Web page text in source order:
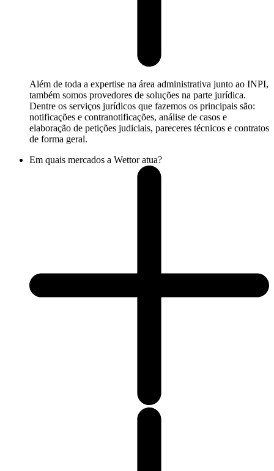
Além de toda a expertise na área administrativa junto ao INPI,
também somos provedores de soluções na parte jurídica.
Dentre os serviços jurídicos que fazemos os principais são:
notificações e contranotificações, análise de casos e
elaboração de petições judiciais, pareceres técnicos e contratos
de forma geral.
Em quais mercados a Wettor atua?